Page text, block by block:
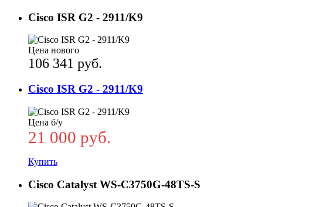
Cisco ISR G2 - 2911/K9
Цена нового
106 341 руб.
Cisco ISR G2 - 2911/K9
Цена б/у
21 000 руб.
Купить
Cisco Catalyst WS-C3750G-48TS-S